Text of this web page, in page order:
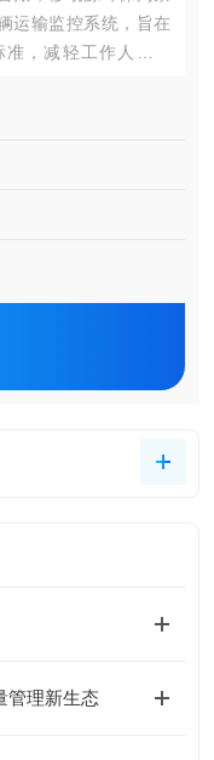
运输监控系统，旨在
，减轻工作人员负
管理解决方案。以下
快速识别入厂车辆的
管理新生态